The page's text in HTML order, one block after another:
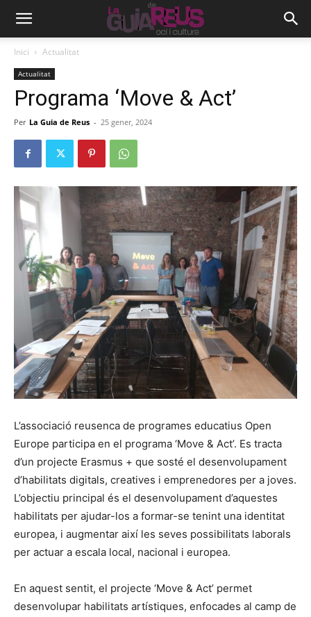
Inici Actualitat
Actualitat
Programa ‘Move & Act’
Per La Guia de Reus - 25 gener, 2024
L’associació reusenca de programes educatius Open
Europe participa en el programa ‘Move & Act’. Es tracta
d’un projecte Erasmus + que sosté el desenvolupament
d’habilitats digitals, creatives i emprenedores per a joves.
L’objectiu principal és el desenvolupament d’aquestes
habilitats per ajudar-los a formar-se tenint una identitat
europea, i augmentar així les seves possibilitats laborals
per actuar a escala local, nacional i europea.
En aquest sentit, el projecte ‘Move & Act’ permet
desenvolupar habilitats artístiques, enfocades al camp de